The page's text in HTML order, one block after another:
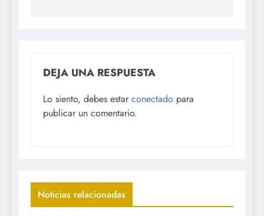
DEJA UNA RESPUESTA
Lo siento, debes estar conectado para
publicar un comentario.
Noticias relacionadas